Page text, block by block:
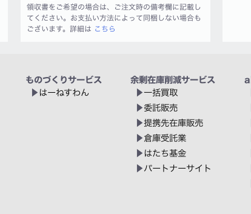
領収書をご希望の場合は、ご注文時の備考欄に記載し
てください。お支払い方法によって同梱しない場合も
ございます。詳細は こちら
ものづくりサービス
はーねすわん
余剰在庫削減サービス
一括買取
委託販売
提携先在庫販売
倉庫受託業
はたち基金
パートナーサイト